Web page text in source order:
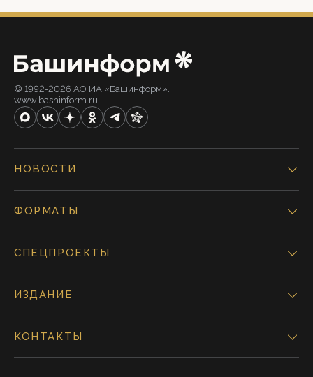
© 1992-2026 АО ИА «Башинформ».
www.bashinform.ru
НОВОСТИ
ФОРМАТЫ
СПЕЦПРОЕКТЫ
ИЗДАНИЕ
КОНТАКТЫ